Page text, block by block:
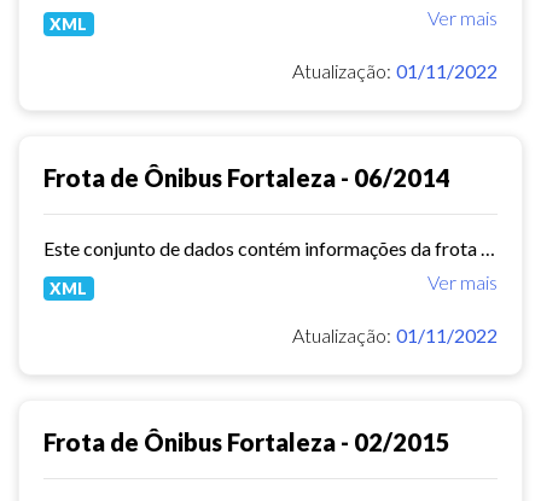
Ver mais
XML
Atualização: 01/11/2022
Frota de Ônibus Fortaleza - 06/2014
Ver mais
XML
Atualização: 01/11/2022
Frota de Ônibus Fortaleza - 02/2015